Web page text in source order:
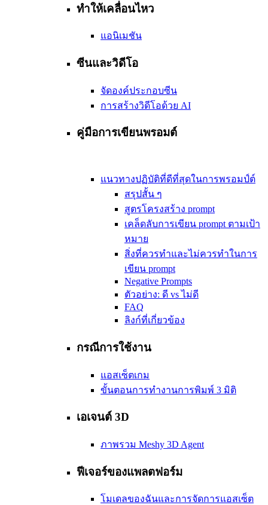
ทำให้เคลื่อนไหว
แอนิเมชัน
ซีนและวิดีโอ
จัดองค์ประกอบซีน
การสร้างวิดีโอด้วย AI
คู่มือการเขียนพรอมต์
แนวทางปฏิบัติที่ดีที่สุดในการพรอมป์ต์
สรุปสั้น ๆ
สูตรโครงสร้าง prompt
เคล็ดลับการเขียน prompt ตามเป้า
หมาย
สิ่งที่ควรทำและไม่ควรทำในการ
เขียน prompt
Negative Prompts
ตัวอย่าง: ดี vs ไม่ดี
FAQ
ลิงก์ที่เกี่ยวข้อง
กรณีการใช้งาน
แอสเซ็ตเกม
ขั้นตอนการทำงานการพิมพ์ 3 มิติ
เอเจนต์ 3D
ภาพรวม Meshy 3D Agent
ฟีเจอร์ของแพลตฟอร์ม
โมเดลของฉันและการจัดการแอสเซ็ต